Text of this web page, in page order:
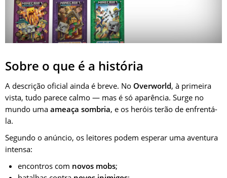
Sobre o que é a história
A descrição oficial ainda é breve. No Overworld, à primeira
vista, tudo parece calmo — mas é só aparência. Surge no
mundo uma ameaça sombria, e os heróis terão de enfrentá-
la.
Segundo o anúncio, os leitores podem esperar uma aventura
intensa:
encontros com novos mobs;